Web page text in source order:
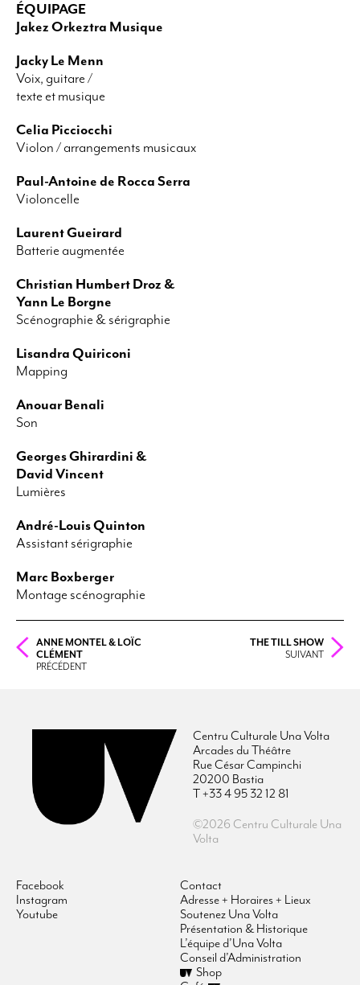
ÉQUIPAGE
Jakez Orkeztra Musique
Jacky Le Menn
Voix, guitare /
texte et musique
Celia Picciocchi
Violon / arrangements musicaux
Paul-Antoine de Rocca Serra
Violoncelle
Laurent Gueirard
Batterie augmentée
Christian Humbert Droz &
Yann Le Borgne
Scénographie & sérigraphie
Lisandra Quiriconi
Mapping
Anouar Benali
Son
Georges Ghirardini &
David Vincent
Lumières
André-Louis Quinton
Assistant sérigraphie
Marc Boxberger
Montage scénographie
ANNE MONTEL & LOÏC
CLÉMENT
PRÉCÉDENT
THE TILL SHOW
SUIVANT
Centru Culturale Una Volta
Arcades du Théâtre
Rue César Campinchi
20200 Bastia
T +33 4 95 32 12 81
©2026 Centru Culturale Una
Volta
Facebook
Instagram
Youtube
Contact
Adresse + Horaires + Lieux
Soutenez Una Volta
Présentation & Historique
L’équipe d’Una Volta
Conseil d’Administration
Shop